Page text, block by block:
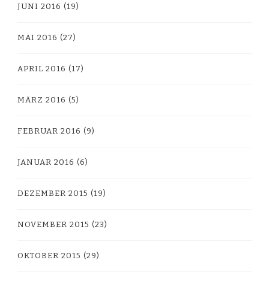
JUNI 2016 (19)
MAI 2016 (27)
APRIL 2016 (17)
MÄRZ 2016 (5)
FEBRUAR 2016 (9)
JANUAR 2016 (6)
DEZEMBER 2015 (19)
NOVEMBER 2015 (23)
OKTOBER 2015 (29)